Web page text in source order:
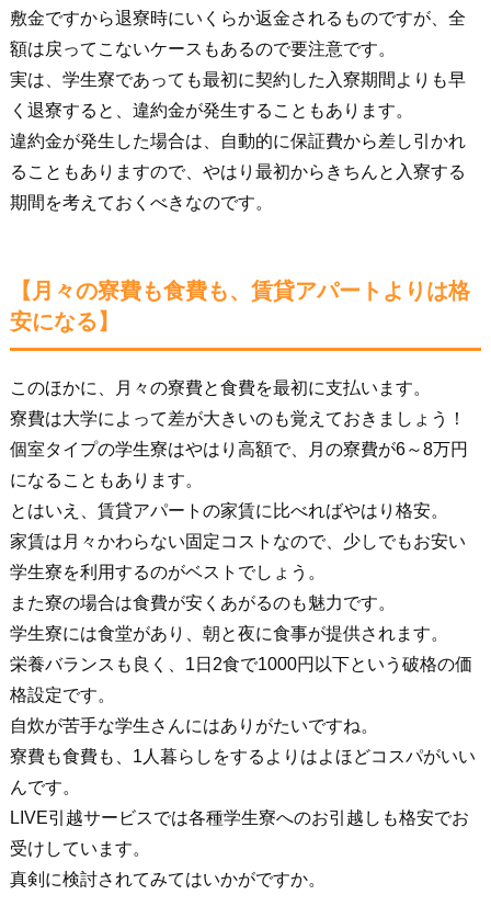
敷金ですから退寮時にいくらか返金されるものですが、全
額は戻ってこないケースもあるので要注意です。
実は、学生寮であっても最初に契約した入寮期間よりも早
く退寮すると、違約金が発生することもあります。
違約金が発生した場合は、自動的に保証費から差し引かれ
ることもありますので、やはり最初からきちんと入寮する
期間を考えておくべきなのです。
【月々の寮費も食費も、賃貸アパートよりは格
安になる】
このほかに、月々の寮費と食費を最初に支払います。
寮費は大学によって差が大きいのも覚えておきましょう！
個室タイプの学生寮はやはり高額で、月の寮費が6～8万円
になることもあります。
とはいえ、賃貸アパートの家賃に比べればやはり格安。
家賃は月々かわらない固定コストなので、少しでもお安い
学生寮を利用するのがベストでしょう。
また寮の場合は食費が安くあがるのも魅力です。
学生寮には食堂があり、朝と夜に食事が提供されます。
栄養バランスも良く、1日2食で1000円以下という破格の価
格設定です。
自炊が苦手な学生さんにはありがたいですね。
寮費も食費も、1人暮らしをするよりはよほどコスパがいい
んです。
LIVE引越サービスでは各種学生寮へのお引越しも格安でお
受けしています。
真剣に検討されてみてはいかがですか。